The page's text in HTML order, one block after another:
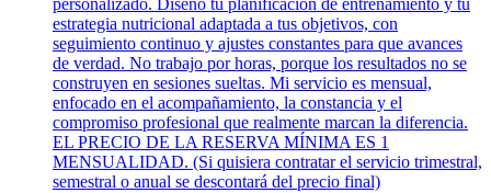
personalizado. Diseño tu planificación de entrenamiento y tu
estrategia nutricional adaptada a tus objetivos, con
seguimiento continuo y ajustes constantes para que avances
de verdad. No trabajo por horas, porque los resultados no se
construyen en sesiones sueltas. Mi servicio es mensual,
enfocado en el acompañamiento, la constancia y el
compromiso profesional que realmente marcan la diferencia.
EL PRECIO DE LA RESERVA MÍNIMA ES 1
MENSUALIDAD. (Si quisiera contratar el servicio trimestral,
semestral o anual se descontará del precio final)